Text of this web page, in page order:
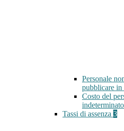
Personale
pubblicare in
Costo del
Tassi di assenza 3